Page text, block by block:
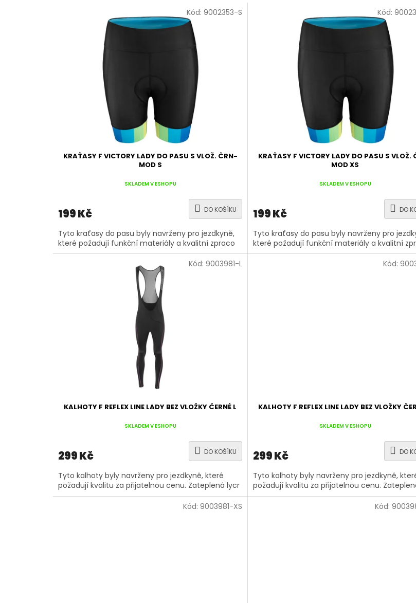
KRAŤASY F VICTORY LADY DO PASU S VLOŽ. ČRN-
MOD S
SKLADEM V ESHOPU
199 Kč DO KOŠÍKU
Tyto kraťasy do pasu byly navrženy pro jezdkyně,
které požadují funkční materiály a kvalitní zpraco
Kód:9002353-S
KRAŤASY F VICTORY LADY DO PASU S VLOŽ.
MOD XS
SKLADEM V ESHOPU
199 Kč DO
Tyto kraťasy do pasu byly navrženy pro
které požadují funkční materiály a kvalitní
Kód:
KALHOTY F REFLEX LINE LADY BEZ VLOŽKY ČERNÉ L
SKLADEM V ESHOPU
299 Kč DO KOŠÍKU
Tyto kalhoty byly navrženy pro jezdkyně, které
požadují kvalitu za přijatelnou cenu. Zateplená lycr
Kód:9003981-L
KALHOTY F REFLEX LINE LADY BEZ VLOŽKY
SKLADEM V ESHOPU
299 Kč DO
Tyto kalhoty byly navrženy pro jezdkyně,
požadují kvalitu za přijatelnou cenu.
Kód:
Kód:9003981-XS Kód: